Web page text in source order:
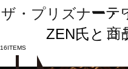
ーテ
ZEN氏とコ
ザ・プリズナー・
商
16ITEMS